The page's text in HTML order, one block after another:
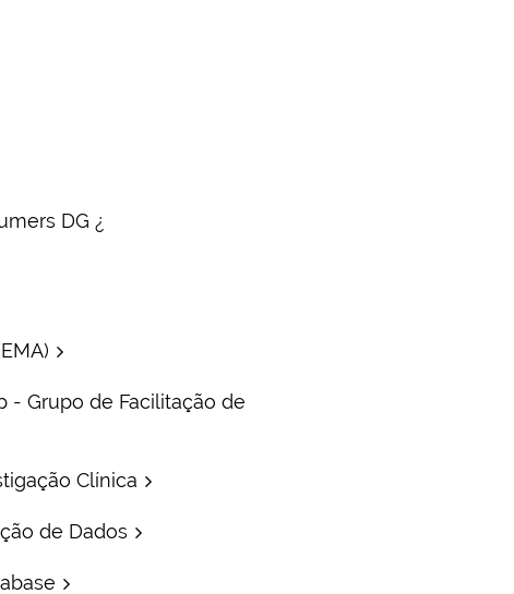
DG ¿
- Grupo de Facilitação de
Clínica
de Dados